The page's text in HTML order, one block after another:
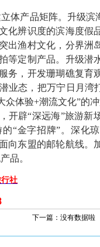
产品矩阵。升级滨
化辨识度的滨海度假
出渔村文化，分界洲
等定制产品。升级潜
务，开发珊瑚礁复育
业态，把万宁日月湾
体验+潮流文化”的冲
辟“深远海”旅游新
“金字招牌”。深化
向东盟的邮轮航线。
品。
社
下一篇：没有数据啦